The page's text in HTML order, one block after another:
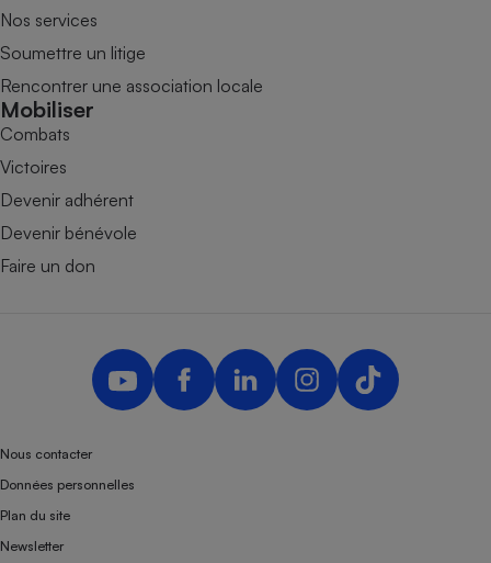
Nos services
Soumettre un litige
Rencontrer une association locale
Mobiliser
Combats
Victoires
Devenir adhérent
Devenir bénévole
Faire un don
Nous contacter
Données personnelles
Plan du site
Newsletter